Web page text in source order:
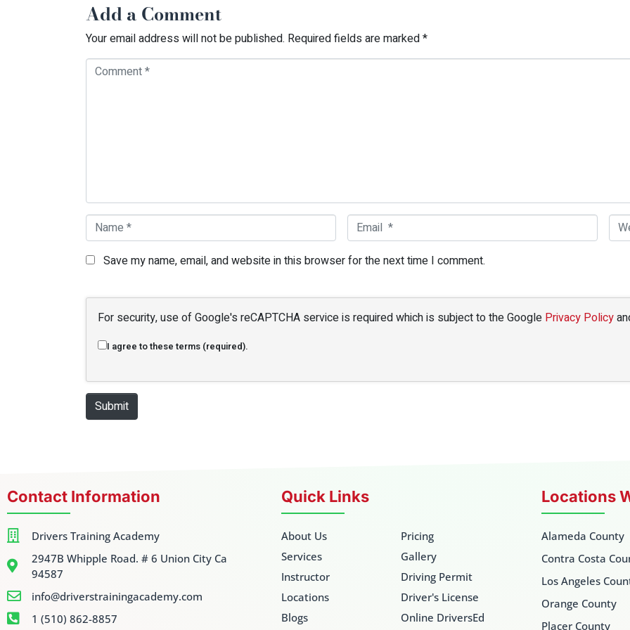
Add a Comment
Your email address will not be published. Required fields are marked*
Comment *
Name * Email *
Save my name, email, and website in this browser for the next time I comment.
For security, use of Google's reCAPTCHA service is required which is subject to the Google Privacy Policy
I agree to these terms (required).
Submit
Contact Information
Drivers Training Academy
2947B Whipple Road. # 6 Union City Ca
94587
info@driverstrainingacademy.com
1 (510) 862-8857
Quick Links
About Us
Services
Instructor
Locations
Blogs
Pricing
Gallery
Driving Permit
Driver's License
Online DriversEd
Locations
Alameda County
Contra Costa
Los Angeles
Orange County
Placer County